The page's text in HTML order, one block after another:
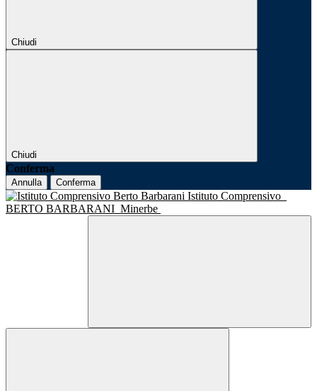
Chiudi
Chiudi
Conferma
Annulla Conferma
Istituto Comprensivo
BERTO BARBARANI Minerbe